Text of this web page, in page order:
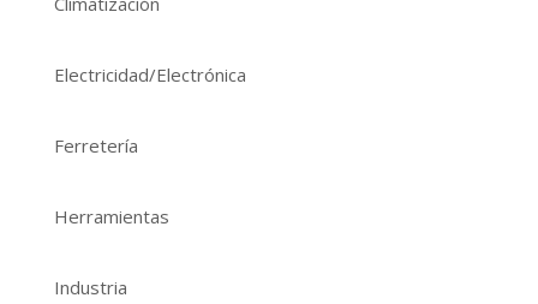
Electricidad/Electrónica
Ferretería
Herramientas
Industria